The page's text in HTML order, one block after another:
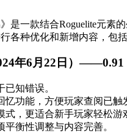
是一款结合Roguelite元素
各种优化和新增内容，包
年6月22日）——0.91
已知错误。
忆功能，方便玩家查阅已触
式，更适合新手玩家轻松游
平衡性调整与内容完善。